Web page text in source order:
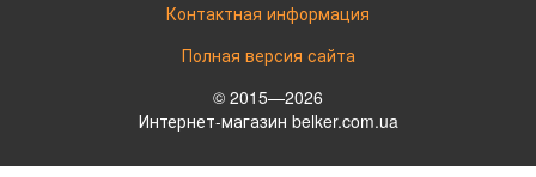
Контактная информация
Полная версия сайта
© 2015—2026
Интернет-магазин belker.com.ua